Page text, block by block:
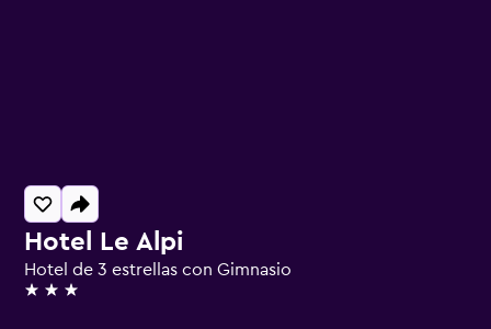
Hotel Le Alpi
Hotel de 3 estrellas con Gimnasio
3 estrellas